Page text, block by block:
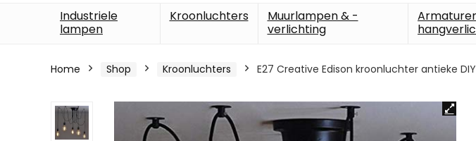
Industriele
lampen
Kroonluchters
Muurlampen & -
verlichting
Home Shop Kroonluchters E27 Creative Edison kroonluchter antieke